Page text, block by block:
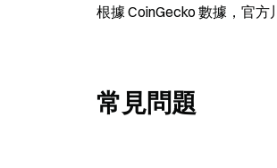
根據 CoinGecko 數據，官
常見問題